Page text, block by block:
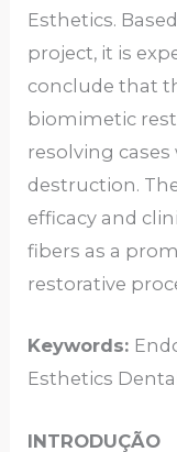
Esthetics.
project, it is
conclude that
biomimetic
resolving
destruction.
efficacy and
fibers as a
restorative
Keywords:
Esthetics Dental
INTRODUÇÃO